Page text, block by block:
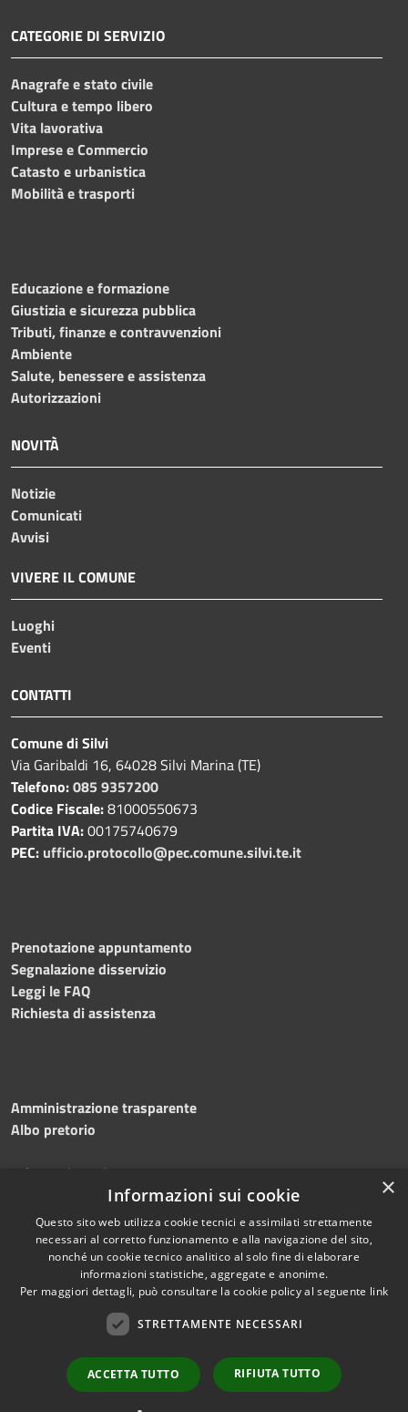
CATEGORIE DI SERVIZIO
Anagrafe e stato civile
Cultura e tempo libero
Vita lavorativa
Imprese e Commercio
Catasto e urbanistica
Mobilità e trasporti
Educazione e formazione
Giustizia e sicurezza pubblica
Tributi, finanze e contravvenzioni
Ambiente
Salute, benessere e assistenza
Autorizzazioni
NOVITÀ
Notizie
Comunicati
Avvisi
VIVERE IL COMUNE
Luoghi
Eventi
CONTATTI
Comune di Silvi
Via Garibaldi 16, 64028 Silvi Marina (TE)
Telefono:085 9357200
Codice Fiscale:81000550673
Partita IVA:00175740679
PEC: ufficio.protocollo@pec.comune.silvi.te.it
Prenotazione appuntamento
Segnalazione disservizio
Leggi le FAQ
Richiesta di assistenza
Amministrazione trasparente
Albo pretorio
Informativa privacy
Dichiarazione di accessibilità
Mappa del sito
Copyright © 2026 • Comune di
Silvi • Powered by
redazione
×
Informazioni sui cookie
Questo sito web utilizza cookie tecnici e assimilati strettamente
necessari al corretto funzionamento e alla navigazione del sito,
nonché un cookie tecnico analitico al solo fine di elaborare
informazioni statistiche, aggregate e anonime.
Per maggiori dettagli, può consultare la cookie policy al seguente link
STRETTAMENTE NECESSARI
ACCETTA TUTTO RIFIUTA TUTTO